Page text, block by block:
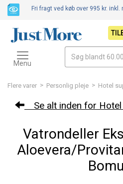
Flere varer > Personlig pleje > Hotel
Se alt inden for
Vatrondeller
Aloevera/
Fri fragt ved køb over 995 kr. inkl.
Toggle
navigation
Menu